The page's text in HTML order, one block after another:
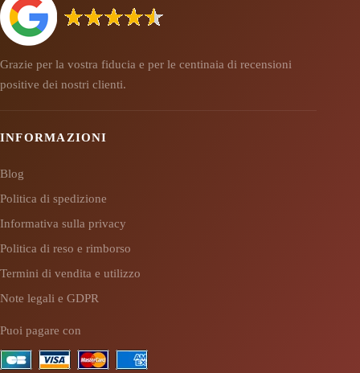
Grazie per la vostra fiducia e per le centinaia di recensioni
positive dei nostri clienti.
INFORMAZIONI
Blog
Politica di spedizione
Informativa sulla privacy
Politica di reso e rimborso
Termini di vendita e utilizzo
Note legali e GDPR
Puoi pagare con